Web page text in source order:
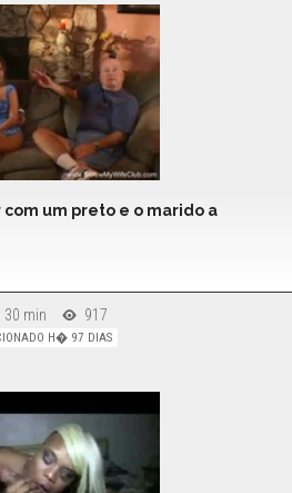
um preto e o marido a
30 min 917
H� 97 DIAS